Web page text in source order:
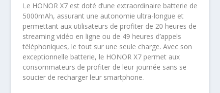
Le HONOR X7 est doté d’une extraordinaire batterie de
5000mAh, assurant une autonomie ultra-longue et
permettant aux utilisateurs de profiter de 20 heures de
streaming vidéo en ligne ou de 49 heures d’appels
téléphoniques, le tout sur une seule charge. Avec son
exceptionnelle batterie, le HONOR X7 permet aux
consommateurs de profiter de leur journée sans se
soucier de recharger leur smartphone.